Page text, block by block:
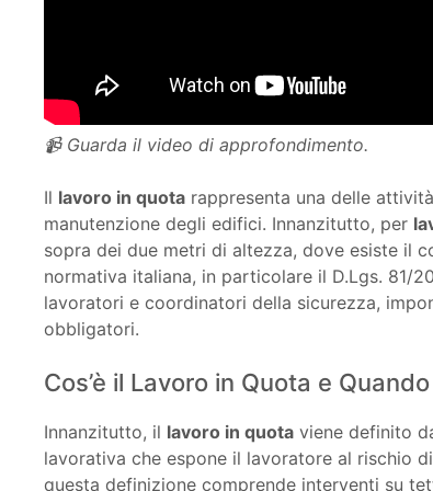
📹 Guarda il video di approfondimento.
Il lavoro in quota rappresenta una delle
manutenzione degli edifici. Innanzitutto, per
sopra dei due metri di altezza, dove esiste il
normativa italiana, in particolare il D.Lgs. 81/
lavoratori e coordinatori della sicurezza,
obbligatori.
Cos’è il Lavoro in Quota e
Innanzitutto, il lavoro in quota viene definito
lavorativa che espone il lavoratore al rischio
questa definizione comprende interventi su